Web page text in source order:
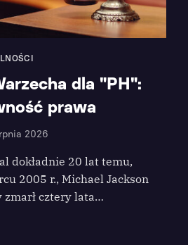
dla "PH":
prawa
2026
dokładnie 20 lat temu,
2005 r., Michael Jackson
zmarł cztery lata…